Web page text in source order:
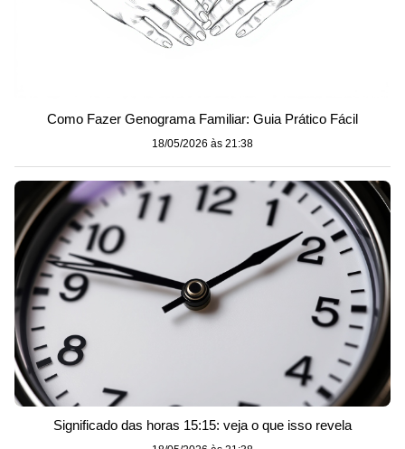
Como Fazer Genograma Familiar: Guia Prático Fácil
18/05/2026 às 21:38
Significado das horas 15:15: veja o que isso revela